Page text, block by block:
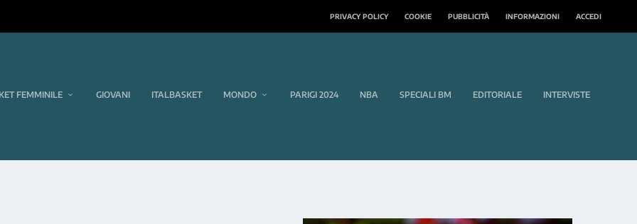
PRIVACY POLICY COOKIE PUBBLICITÀ INFORMAZIONI ACCEDI
FEMMINILE GIOVANI ITALBASKET MONDO PARIGI 2024 NBA SPECIALI BM EDITORIALE INTERVISTE